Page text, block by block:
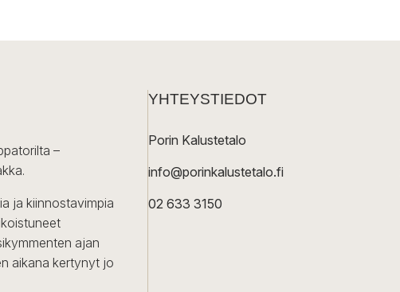
–
ja kiinnostavimpia
ajan
aikana kertynyt jo
YHTEYSTIEDOT
Porin Kalustetalo
info@porinkalustetalo.fi
02 633 3150